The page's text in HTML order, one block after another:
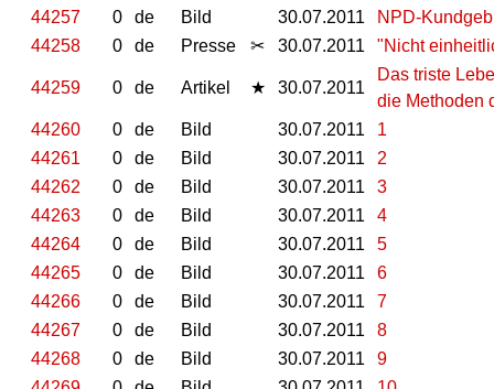
44257
0 de Bild 30.07.2011
NPD-
44258
0 de Presse ✂ 30.07.2011 "Nicht
44259 0 de Artikel ★ 30.07.2011
Das triste
die Methoden
44260
0 de Bild 30.07.2011
1
44261
0 de Bild 30.07.2011
2
44262
0 de Bild 30.07.2011
3
44263
0 de Bild 30.07.2011
4
44264
0 de Bild 30.07.2011
5
44265
0 de Bild 30.07.2011
6
44266
0 de Bild 30.07.2011
7
44267
0 de Bild 30.07.2011
8
44268
0 de Bild 30.07.2011
9